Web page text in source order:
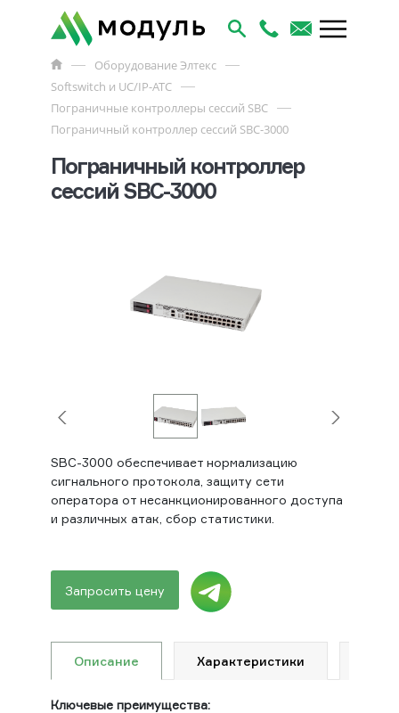
Оборудование Элтекс
Softswitch и UC/IP-АТС
Пограничные контроллеры сессий SBC
Пограничный контроллер сессий SBC-3000
Пограничный контроллер
сессий SBC-3000
SBC-3000 обеспечивает нормализацию
сигнального протокола, защиту сети
оператора от несанкционированного доступа
и различных атак, сбор статистики.
Запросить цену
Описание Характеристики
Ключевые преимущества: